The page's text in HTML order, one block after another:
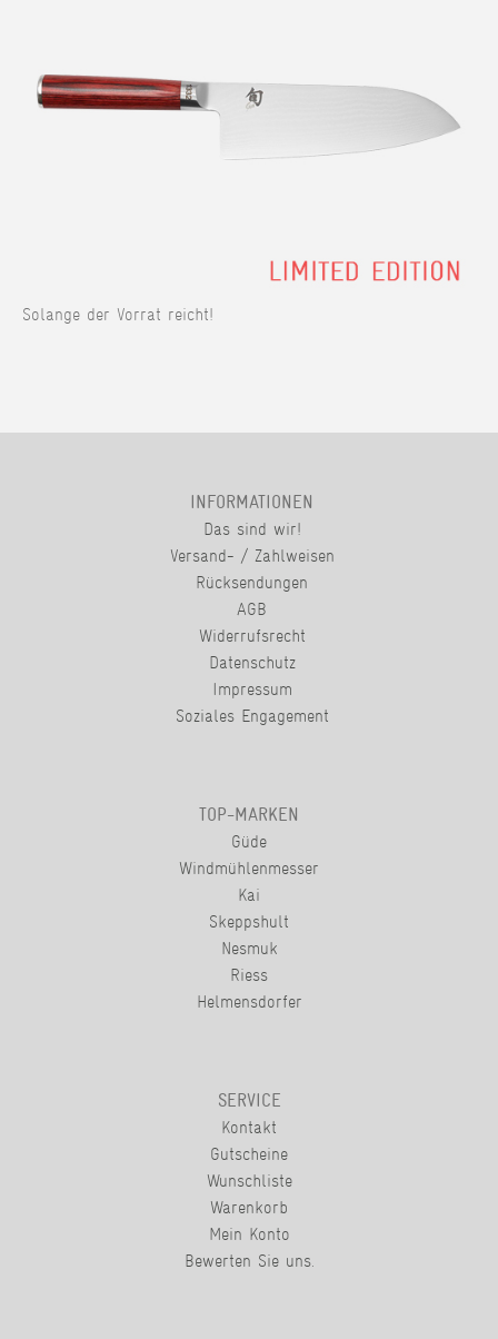
Solange der Vorrat reicht!
INFORMATIONEN
Das sind wir!
Versand- / Zahlweisen
Rücksendungen
AGB
Widerrufsrecht
Datenschutz
Impressum
Soziales Engagement
TOP-MARKEN
Güde
Windmühlenmesser
Kai
Skeppshult
Nesmuk
Riess
Helmensdorfer
SERVICE
Kontakt
Gutscheine
Wunschliste
Warenkorb
Mein Konto
Bewerten Sie uns.